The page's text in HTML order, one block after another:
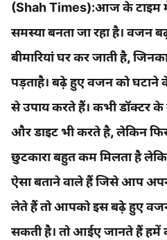
(Shah Times):आज के टाइम में
समस्या बनता जा रहा है। वजन
बीमारियां घर कर जाती है,
पड़ताहै। बढ़े हुए वजन को
से उपाय करते हैं। कभी डॉक्टर
और डाइट भी करते है, लेकिन
छुटकारा बहुत कम मिलता है
ऐसा बताने वाले हैं जिसे आप
लेते हैं तो आपको इस बढ़े हुए
सकती है। तो आईए जानते हैं हमें